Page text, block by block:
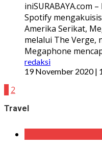
iniSURABAYA.com
Spotify
Amerika Serikat,
melalui The Verge,
Megaphone
redaksi
19 November 2020 |
2
Travel